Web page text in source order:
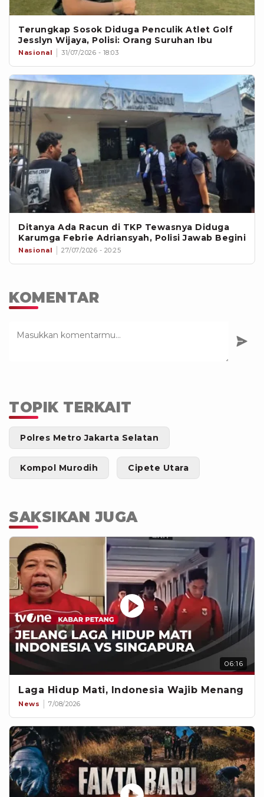
Terungkap Sosok Diduga Penculik Atlet Golf
Jesslyn Wijaya, Polisi: Orang Suruhan Ibu
Nasional 31/07/2026 - 18:03
Ditanya Ada Racun di TKP Tewasnya Diduga
Karumga Febrie Adriansyah, Polisi Jawab Begini
Nasional 27/07/2026 - 20:25
KOMENTAR
TOPIK TERKAIT
Polres Metro Jakarta Selatan
Kompol Murodih Cipete Utara
SAKSIKAN JUGA
06:16
Laga Hidup Mati, Indonesia Wajib Menang
News 7/08/2026